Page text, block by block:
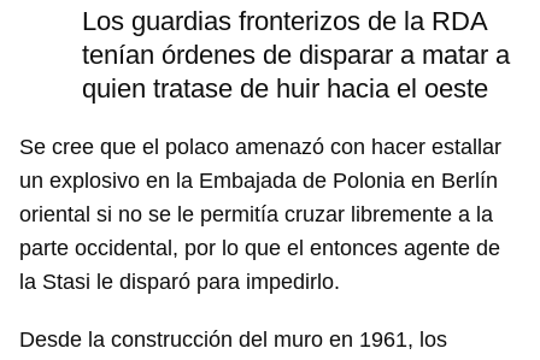
Los guardias fronterizos de la RDA
tenían órdenes de disparar a matar a
quien tratase de huir hacia el oeste
Se cree que el polaco amenazó con hacer estallar
un explosivo en la Embajada de Polonia en Berlín
oriental si no se le permitía cruzar libremente a la
parte occidental, por lo que el entonces agente de
la Stasi le disparó para impedirlo.
Desde la construcción del muro en 1961, los